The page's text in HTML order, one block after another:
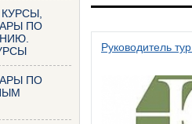
ПО
ПО
Руководитель